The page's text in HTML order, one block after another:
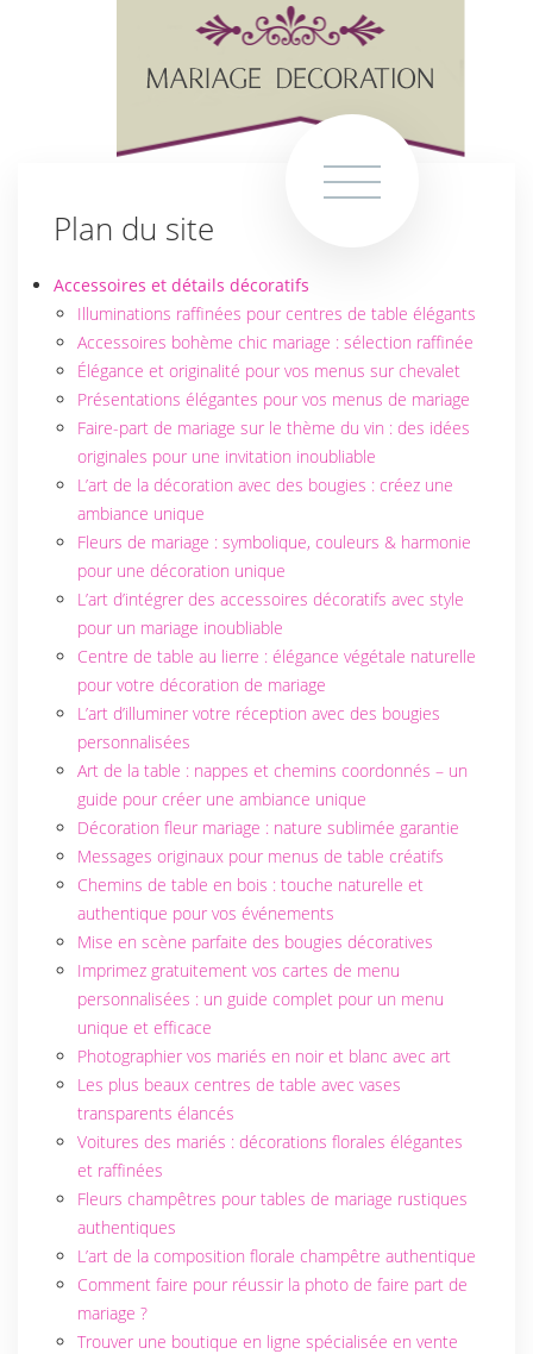
Plan du site
Accessoires et détails décoratifs
Illuminations raffinées pour centres de table élégants
Accessoires bohème chic mariage : sélection raffinée
Élégance et originalité pour vos menus sur chevalet
Présentations élégantes pour vos menus de mariage
Faire-part de mariage sur le thème du vin : des idées
originales pour une invitation inoubliable
L’art de la décoration avec des bougies : créez une
ambiance unique
Fleurs de mariage : symbolique, couleurs & harmonie
pour une décoration unique
L’art d’intégrer des accessoires décoratifs avec style
pour un mariage inoubliable
Centre de table au lierre : élégance végétale naturelle
pour votre décoration de mariage
L’art d’illuminer votre réception avec des bougies
personnalisées
Art de la table : nappes et chemins coordonnés – un
guide pour créer une ambiance unique
Décoration fleur mariage : nature sublimée garantie
Messages originaux pour menus de table créatifs
Chemins de table en bois : touche naturelle et
authentique pour vos événements
Mise en scène parfaite des bougies décoratives
Imprimez gratuitement vos cartes de menu
personnalisées : un guide complet pour un menu
unique et efficace
Photographier vos mariés en noir et blanc avec art
Les plus beaux centres de table avec vases
transparents élancés
Voitures des mariés : décorations florales élégantes
et raffinées
Fleurs champêtres pour tables de mariage rustiques
authentiques
L’art de la composition florale champêtre authentique
Comment faire pour réussir la photo de faire part de
mariage ?
Trouver une boutique en ligne spécialisée en vente